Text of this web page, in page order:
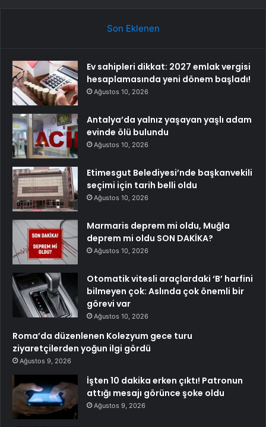
Son Eklenen
Ev sahipleri dikkat: 2027 emlak vergisi
hesaplamasında yeni dönem başladı!
Ağustos 10, 2026
Antalya’da yalnız yaşayan yaşlı adam
evinde ölü bulundu
Ağustos 10, 2026
Etimesgut Belediyesi’nde başkanvekili
seçimi için tarih belli oldu
Ağustos 10, 2026
Marmaris deprem mi oldu, Muğla
deprem mi oldu SON DAKİKA?
Ağustos 10, 2026
Otomatik vitesli araçlardaki ‘B’ harfini
bilmeyen çok: Aslında çok önemli bir
görevi var
Ağustos 10, 2026
Roma’da düzenlenen Kolezyum gece turu
ziyaretçilerden yoğun ilgi gördü
Ağustos 9, 2026
İşten 10 dakika erken çıktı! Patronun
attığı mesajı görünce şoke oldu
Ağustos 9, 2026